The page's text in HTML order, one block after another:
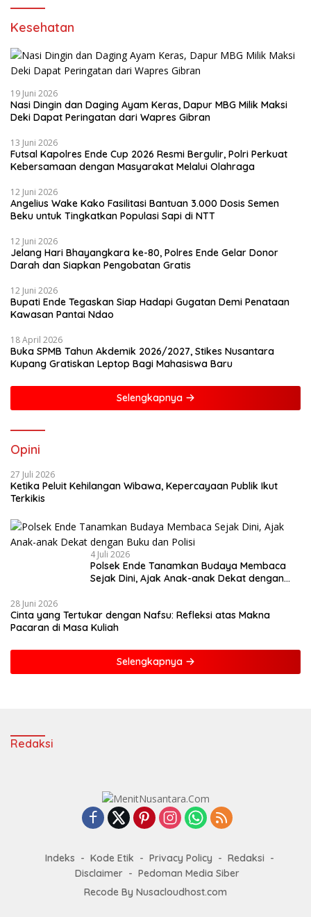
Kesehatan
19 Juni 2026
Nasi Dingin dan Daging Ayam Keras, Dapur MBG Milik Maksi
Deki Dapat Peringatan dari Wapres Gibran
13 Juni 2026
Futsal Kapolres Ende Cup 2026 Resmi Bergulir, Polri Perkuat
Kebersamaan dengan Masyarakat Melalui Olahraga
12 Juni 2026
Angelius Wake Kako Fasilitasi Bantuan 3.000 Dosis Semen
Beku untuk Tingkatkan Populasi Sapi di NTT
12 Juni 2026
Jelang Hari Bhayangkara ke-80, Polres Ende Gelar Donor
Darah dan Siapkan Pengobatan Gratis
12 Juni 2026
Bupati Ende Tegaskan Siap Hadapi Gugatan Demi Penataan
Kawasan Pantai Ndao
18 April 2026
Buka SPMB Tahun Akdemik 2026/2027, Stikes Nusantara
Kupang Gratiskan Leptop Bagi Mahasiswa Baru
Selengkapnya
Opini
27 Juli 2026
Ketika Peluit Kehilangan Wibawa, Kepercayaan Publik Ikut
Terkikis
4 Juli 2026
Polsek Ende Tanamkan Budaya Membaca
Sejak Dini, Ajak Anak-anak Dekat dengan
28 Juni 2026
Cinta yang Tertukar dengan Nafsu: Refleksi atas Makna
Pacaran di Masa Kuliah
Selengkapnya
Redaksi
Indeks Kode Etik Privacy Policy
Redaksi
Disclaimer
Pedoman Media Siber
Recode By Nusacloudhost.com